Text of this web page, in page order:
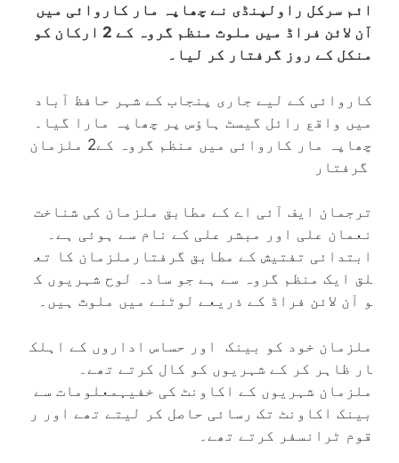
ائم سرکل راولپنڈی نے چھاپہ مار کاروائی میں
آن لائن فراڈ میں ملوث منظم گروہ کے 2 ارکان کو
منکل کے روز گرفتار کر لیا۔
کاروائی کے لیے جاری پنجاب کے شہر حافظ آباد
میں واقع رائل گیسٹ ہاؤس پر چھاپہ مارا گیا۔
چھاپہ مار کاروائی میں منظم گروہ کے2 ملزمان
گرفتار
ترجمان ایف آئی اے کے مطابق ملزمان کی شناخت
نعمان علی اور مبشر علی کے نام سے ہوئی ہے۔
ابتدائی تفتیش کے مطابق گرفتارملزمان کا تع
لق ایک منظم گروہ سے ہے جو سادہ لوح شہریوں ک
و آن لائن فراڈ کے ذریعے لوٹنے میں ملوث ہیں۔
ملزمان خود کو بینک اور حساس اداروں کے اہلک
ار ظاہر کر کے شہریوں کو کال کرتے تھے۔
ملزمان شہریوں کے اکاونٹ کی خفیہمعلومات سے
بینک اکاونٹ تک رسائی حاصل کر لیتے تھے اور ر
قوم ٹرانسفر کرتے تھے۔